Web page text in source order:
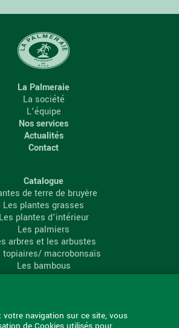
votre navigation sur ce site, vous
La Palmeraie
La société
L’équipe
Nos services
Actualités
Contact
Catalogue
de terre de bruyère
Les plantes grasses
Les plantes d’intérieur
Les palmiers
arbres et les arbustes
topiaires/ macrobonsaïs
Les bambous
Les conifères
La Palmeraie